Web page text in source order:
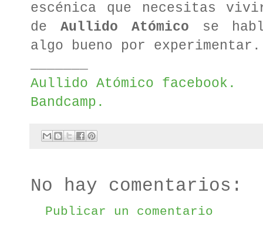
escénica que necesitas
de Aullido Atómico se
algo bueno por experimentar.
Aullido Atómico facebook.
Bandcamp.
No hay comentarios:
Publicar un comentario